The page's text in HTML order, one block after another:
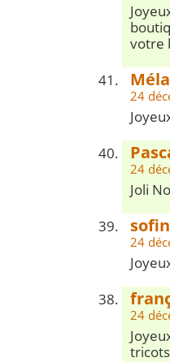
votre
24
24
Joli
24
24